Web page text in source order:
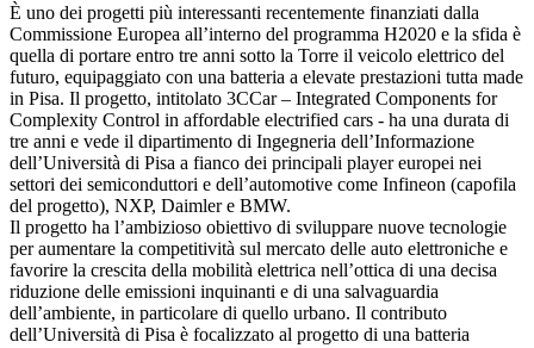
È uno dei progetti più interessanti recentemente finanziati dalla
Commissione Europea all’interno del programma H2020 e la sfida è
quella di portare entro tre anni sotto la Torre il veicolo elettrico del
futuro, equipaggiato con una batteria a elevate prestazioni tutta made
in Pisa. Il progetto, intitolato 3CCar – Integrated Components for
Complexity Control in affordable electrified cars - ha una durata di
tre anni e vede il dipartimento di Ingegneria dell’Informazione
dell’Università di Pisa a fianco dei principali player europei nei
settori dei semiconduttori e dell’automotive come Infineon (capofila
del progetto), NXP, Daimler e BMW.
Il progetto ha l’ambizioso obiettivo di sviluppare nuove tecnologie
per aumentare la competitività sul mercato delle auto elettroniche e
favorire la crescita della mobilità elettrica nell’ottica di una decisa
riduzione delle emissioni inquinanti e di una salvaguardia
dell’ambiente, in particolare di quello urbano. Il contributo
dell’Università di Pisa è focalizzato al progetto di una batteria